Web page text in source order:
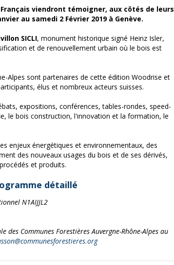
viendront témoigner, aux côtés de leurs
au samedi 2 Février 2019 à Genève.
SICLI, monument historique signé Heinz Isler,
et de renouvellement urbain où le bois est
Alpes sont partenaires de cette édition Woodrise et
élus et nombreux acteurs suisses.
expositions, conférences, tables-rondes, speed-
le bois construction, l'innovation et la formation, le
enjeux énergétiques et environnementaux, des
des nouveaux usages du bois et de ses dérivés,
et produits.
détaillé
N1AIJJL2
des Communes Forestières Auvergne-Rhône-Alpes au